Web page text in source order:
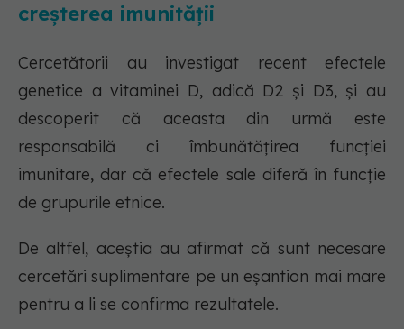
creșterea imunității
Cercetătorii au investigat recent efectele
genetice a vitaminei D, adică D2 și D3, și au
descoperit că aceasta din urmă este
responsabilă ci îmbunătățirea funcției
imunitare, dar că efectele sale diferă în funcție
de grupurile etnice.
De altfel, aceștia au afirmat că sunt necesare
cercetări suplimentare pe un eșantion mai mare
pentru a li se confirma rezultatele.